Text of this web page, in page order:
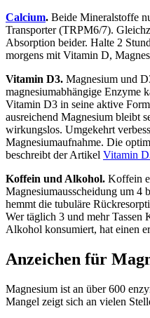
Calcium. Beide Mineralstoffe
Transporter (TRPM6/7).
Absorption beider. Halte 2
morgens mit Vitamin D,
Vitamin D3. Magnesium und
magnesiumabhängige Enzyme
Vitamin D3 in seine aktive
ausreichend Magnesium bleibt
wirkungslos. Umgekehrt
Magnesiumaufnahme. Die
beschreibt der Artikel Vitamin
Koffein und Alkohol. Koffein
Magnesiumausscheidung um 4
hemmt die tubuläre
Wer täglich 3 und mehr Tassen
Alkohol konsumiert, hat einen
Anzeichen für
Magnesium ist an über 600
Mangel zeigt sich an vielen